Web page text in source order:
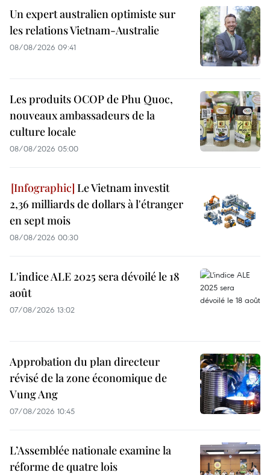
Un expert australien optimiste sur
les relations Vietnam-Australie
08/08/2026 09:41
Les produits OCOP de Phu Quoc,
nouveaux ambassadeurs de la
culture locale
08/08/2026 05:00
Le Vietnam investit
2,36 milliards de dollars à l'étranger
en sept mois
08/08/2026 00:30
L'indice ALE 2025 sera dévoilé le 18
août
07/08/2026 13:02
Approbation du plan directeur
révisé de la zone économique de
Vung Ang
07/08/2026 10:45
L’Assemblée nationale examine la
réforme de quatre lois